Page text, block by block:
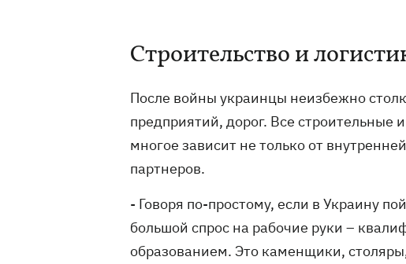
Строительство и
После войны украинцы неизбежно
предприятий, дорог. Все строительные
многое зависит не только от
партнеров.
- Говоря по-простому, если в Украину
большой спрос на рабочие руки –
образованием. Это каменщики,